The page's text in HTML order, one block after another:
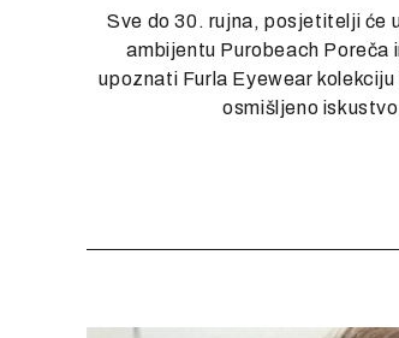
Sve do 30. rujna, posjetitelji će
ambijentu Purobeach Poreča
upoznati Furla Eyewear
osmišljeno iskustvo